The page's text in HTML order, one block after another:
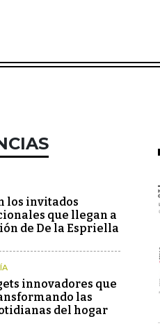
los invitados
que llegan a
de De la Espriella
innovadores que
las
del hogar